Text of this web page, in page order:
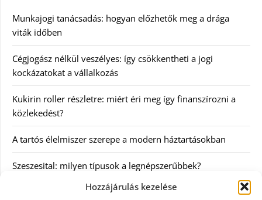
Hozzájárulás kezelése
Munkajogi tanácsadás: hogyan előzhetők meg a drága
viták időben
Cégjogász nélkül veszélyes: így csökkentheti a jogi
kockázatokat a vállalkozás
Kukirin roller részletre: miért éri meg így finanszírozni a
közlekedést?
A tartós élelmiszer szerepe a modern háztartásokban
Szeszesital: milyen típusok a legnépszerűbbek?